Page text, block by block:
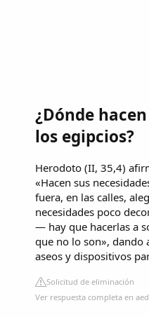
¿Dónde
los egipcios?
Herodoto (II, 35,4)
«Hacen sus
fuera, en las calles,
necesidades poco
— hay que hacerlas a
que no lo son», dando
aseos y dispositivos
Solicitud de eliminación
Ver respuesta completa en